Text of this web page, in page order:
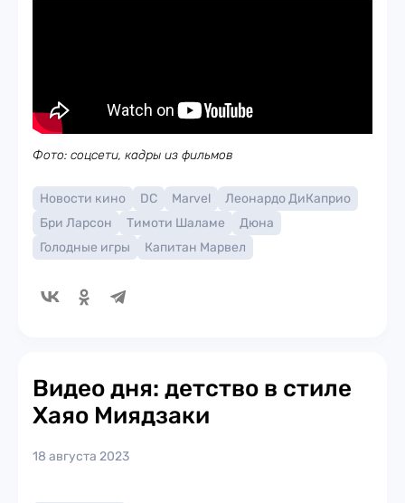
Фото: соцсети, кадры из фильмов
Новости кино DC Marvel
Леонардо ДиКаприо
Бри Ларсон
Тимоти Шаламе
Дюна
Голодные игры
Капитан Марвел
Видео дня: детство в стиле
Хаяо Миядзаки
18 августа 2023